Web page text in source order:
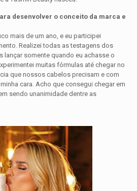
desenvolver o conceito da marca e
mais de um ano, e eu participei
Realizei todas as testagens dos
lançar somente quando eu achasse o
muitas fórmulas até chegar no
que nossos cabelos precisam e com
cara. Acho que consegui chegar em
sendo unanimidade dentre as